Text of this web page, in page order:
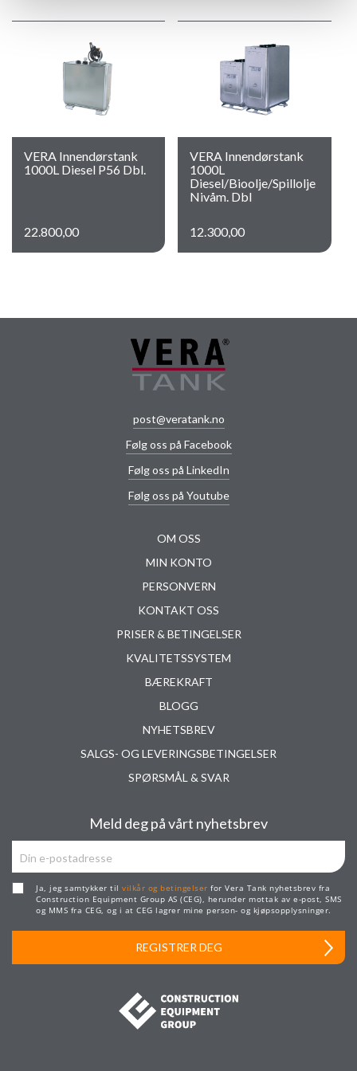
VERA Innendørstank
1000L Diesel P56 Dbl.
22.800,00
VERA Innendørstank
1000L
Diesel/Bioolje/Spillolje
Nivåm. Dbl
12.300,00
post@veratank.no
Følg oss på Facebook
Følg oss på LinkedIn
Følg oss på Youtube
OM OSS
MIN KONTO
PERSONVERN
KONTAKT OSS
PRISER & BETINGELSER
KVALITETSSYSTEM
BÆREKRAFT
BLOGG
NYHETSBREV
SALGS- OG LEVERINGSBETINGELSER
SPØRSMÅL & SVAR
Meld deg på vårt nyhetsbrev
Ja, jeg samtykker til vilkår og betingelser for Vera Tank nyhetsbrev fra
Construction Equipment Group AS (CEG), herunder mottak av e-post, SMS
og MMS fra CEG, og i at CEG lagrer mine person- og kjøpsopplysninger.